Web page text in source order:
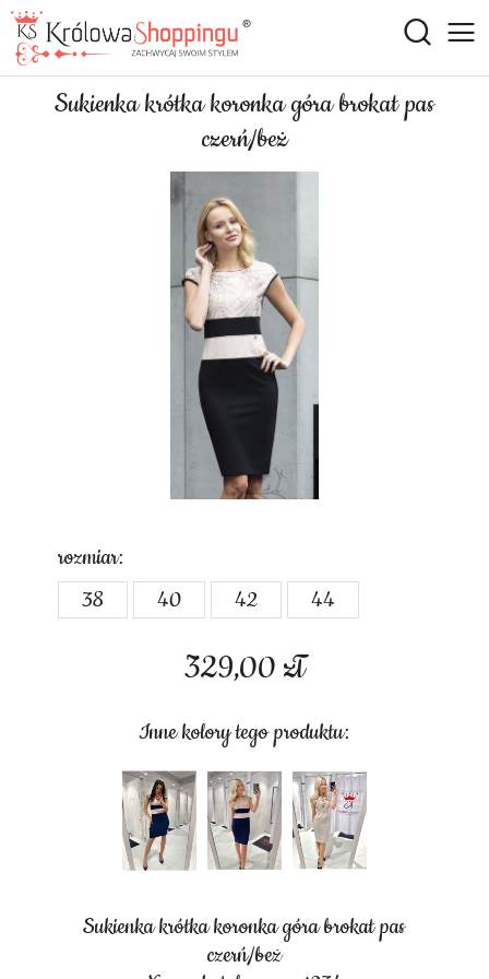
Sukienka krótka koronka góra brokat pas
czerń/beż
329,00 zł
Inne kolory tego produktu:
rozmiar:
38
40 42 44
Sukienka krótka koronka góra brokat pas
czerń/beż